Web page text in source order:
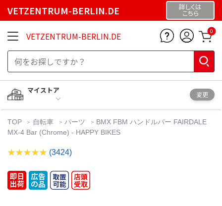
VETZENTRUM-BERLIN.DE 詳しくは
こちら
VETZENTRUM-BERLIN.DE 0
マイストア
変更
TOP 自転車 パーツ
BMX FBM ハンドルバー FAIRDALE
MX‑4 Bar (Chrome) - HAPPY BIKES
(3424)